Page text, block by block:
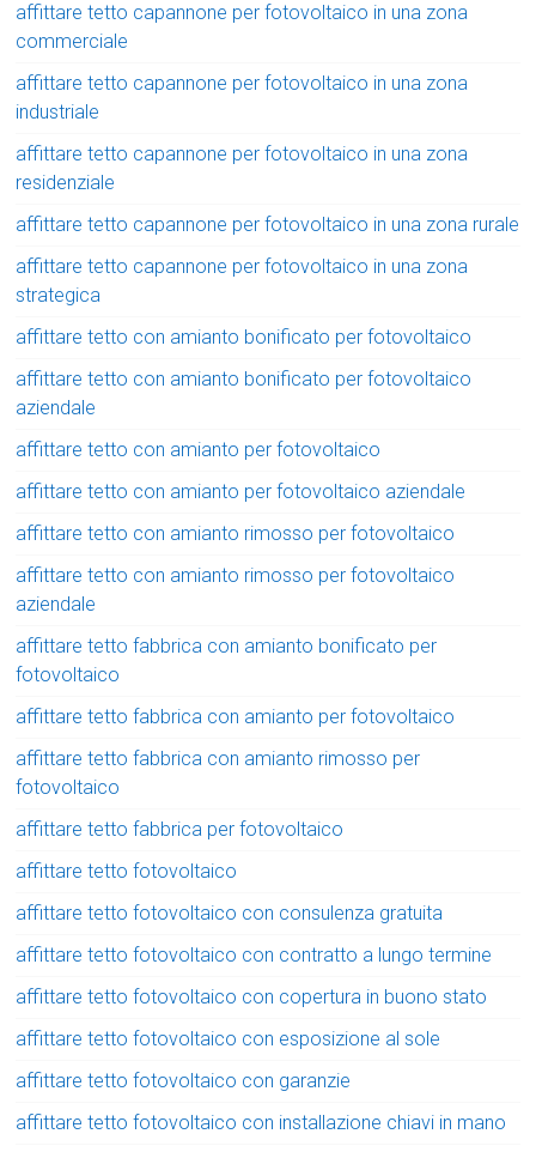
affittare tetto capannone per fotovoltaico in una zona
commerciale
affittare tetto capannone per fotovoltaico in una zona
industriale
affittare tetto capannone per fotovoltaico in una zona
residenziale
affittare tetto capannone per fotovoltaico in una zona rurale
affittare tetto capannone per fotovoltaico in una zona
strategica
affittare tetto con amianto bonificato per fotovoltaico
affittare tetto con amianto bonificato per fotovoltaico
aziendale
affittare tetto con amianto per fotovoltaico
affittare tetto con amianto per fotovoltaico aziendale
affittare tetto con amianto rimosso per fotovoltaico
affittare tetto con amianto rimosso per fotovoltaico
aziendale
affittare tetto fabbrica con amianto bonificato per
fotovoltaico
affittare tetto fabbrica con amianto per fotovoltaico
affittare tetto fabbrica con amianto rimosso per
fotovoltaico
affittare tetto fabbrica per fotovoltaico
affittare tetto fotovoltaico
affittare tetto fotovoltaico con consulenza gratuita
affittare tetto fotovoltaico con contratto a lungo termine
affittare tetto fotovoltaico con copertura in buono stato
affittare tetto fotovoltaico con esposizione al sole
affittare tetto fotovoltaico con garanzie
affittare tetto fotovoltaico con installazione chiavi in mano